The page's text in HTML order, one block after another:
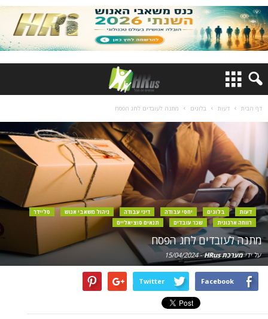
דף הבית דעות בלוגים מתנה לעובדים לחג הפסח
דעות בלוגים יחסי עבודה דיני עבודה ניהול משאבי אנוש
סליידר
רווחה ארגונית
שכר עובדים תנאים סוציאליים
מתנה לעובדים לחג הפסח
על ידימערכת HRus -
15/04/2024
Facebook
Twitter